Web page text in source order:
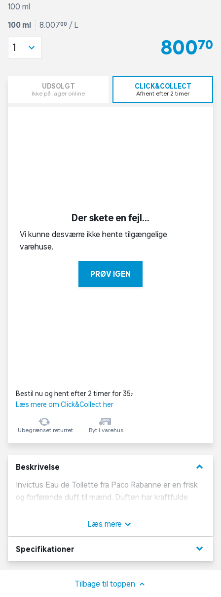
100 ml
100 ml 8.007,00 / L
800,70
1
UDSOLGT
Ikke på lager online
CLICK&COLLECT
Afhent efter 2 timer
Der skete en fejl...
Vi kunne desværre ikke hente tilgængelige
varehuse.
PRØV IGEN
Bestil nu og hent efter 2 timer for 35,-
Læs mere om Click&Collect her
Ubegrænset returret Byt i varehus
Beskrivelse keyboard_arrow_down
Invictus Eau de Toilette fra Paco Rabanne er en frisk
og forførende duft til mænd. Duften har kraftfulde
sexede midternoter af træ og laurbærblade, og lægger
sig på basenoter af patchouli. Duften er perfekt til
både hverdag og fest. Forkæl dig selv eller en du
holder af med duften fra Paco Rabanne.
Om Paco Rabanne
Læs mere
Specifikationer keyboard_arrow_down
Tilbage til toppen